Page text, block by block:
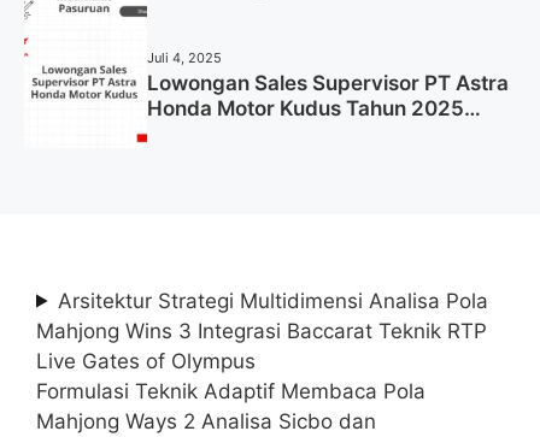
Juli 4, 2025
Lowongan Sales Supervisor PT Astra
Honda Motor Kudus Tahun 2025
Arsitektur Strategi Multidimensi Analisa Pola
Mahjong Wins 3 Integrasi Baccarat Teknik RTP
Live Gates of Olympus
Formulasi Teknik Adaptif Membaca Pola
Mahjong Ways 2 Analisa Sicbo dan